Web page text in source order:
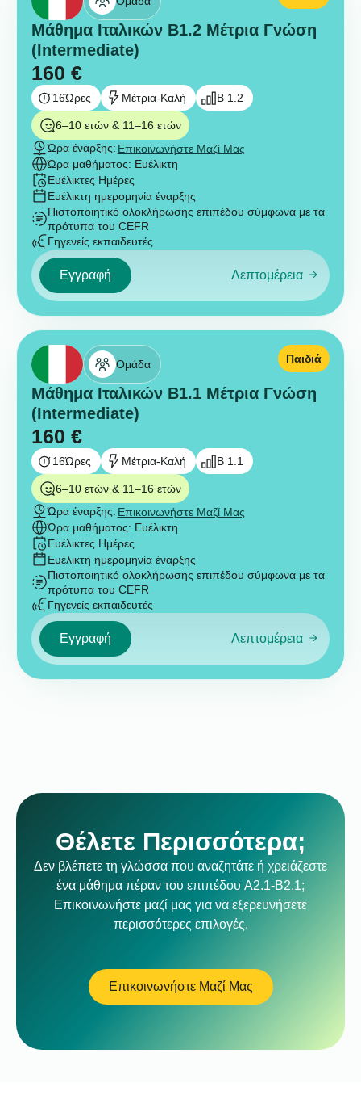
Μάθημα Ιταλικών B1.2 Μέτρια Γνώση
(Intermediate)
160 €
16Ώρες Μέτρια-Καλή B 1.2
6–10 ετών & 11–16 ετών
Ώρα έναρξης: Επικοινωνήστε Μαζί Μας
Ώρα μαθήματος: Ευέλικτη
Ευέλικτες Ημέρες
Ευέλικτη ημερομηνία έναρξης
Πιστοποιητικό ολοκλήρωσης επιπέδου σύμφωνα με τα
πρότυπα του CEFR
Γηγενείς εκπαιδευτές
Εγγραφή Λεπτομέρεια
Ομάδα
Μάθημα Ιταλικών B1.1 Μέτρια Γνώση
(Intermediate)
160 €
Παιδιά
16Ώρες Μέτρια-Καλή B 1.1
6–10 ετών & 11–16 ετών
Ώρα έναρξης: Επικοινωνήστε Μαζί Μας
Ώρα μαθήματος: Ευέλικτη
Ευέλικτες Ημέρες
Ευέλικτη ημερομηνία έναρξης
Πιστοποιητικό ολοκλήρωσης επιπέδου σύμφωνα με τα
πρότυπα του CEFR
Γηγενείς εκπαιδευτές
Εγγραφή Λεπτομέρεια
Θέλετε Περισσότερα;
Δεν βλέπετε τη γλώσσα που αναζητάτε ή χρειάζεστε
ένα μάθημα πέραν του επιπέδου A2.1-B2.1;
Επικοινωνήστε μαζί μας για να εξερευνήσετε
περισσότερες επιλογές.
Επικοινωνήστε Μαζί Μας